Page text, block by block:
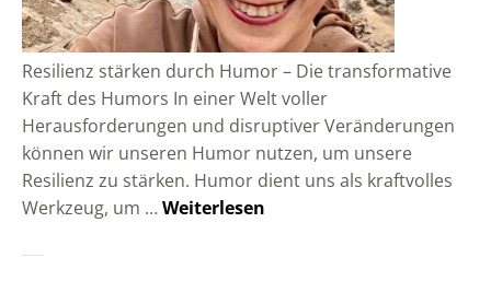
Resilienz stärken durch Humor – Die transformative
Kraft des Humors In einer Welt voller
Herausforderungen und disruptiver Veränderungen
können wir unseren Humor nutzen, um unsere
Resilienz zu stärken. Humor dient uns als kraftvolles
Werkzeug, um …Weiterlesen